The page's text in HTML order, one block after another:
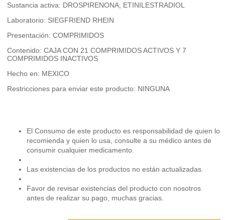
Sustancia activa: DROSPIRENONA, ETINILESTRADIOL
Laboratorio: SIEGFRIEND RHEIN
Presentación: COMPRIMIDOS
Contenido: CAJA CON 21 COMPRIMIDOS ACTIVOS Y 7
COMPRIMIDOS INACTIVOS
Hecho en: MEXICO
Restricciones para enviar este producto: NINGUNA
El Consumo de este producto es responsabilidad de quien lo
recomienda y quien lo usa, consulte a su médico antes de
consumir cualquier medicamento.
Las existencias de los productos no están actualizadas.
Favor de revisar existencias del producto con nosotros
antes de realizar su pago, muchas gracias.